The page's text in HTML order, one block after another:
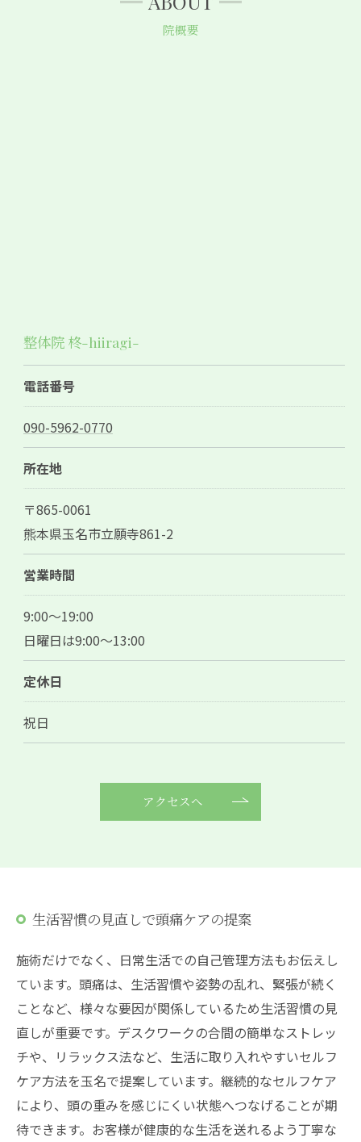
院概要
整体院 柊-hiiragi-
電話番号
090-5962-0770
所在地
〒865-0061
熊本県玉名市立願寺861-2
営業時間
9:00～19:00
日曜日は9:00～13:00
定休日
祝日
アクセスへ
生活習慣の見直しで頭痛ケアの提案
施術だけでなく、日常生活での自己管理方法もお伝えし
ています。頭痛は、生活習慣や姿勢の乱れ、緊張が続く
ことなど、様々な要因が関係しているため生活習慣の見
直しが重要です。デスクワークの合間の簡単なストレッ
チや、リラックス法など、生活に取り入れやすいセルフ
ケア方法を玉名で提案しています。継続的なセルフケア
により、頭の重みを感じにくい状態へつなげることが期
待できます。お客様が健康的な生活を送れるよう丁寧な